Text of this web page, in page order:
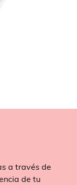
a través de
de tu